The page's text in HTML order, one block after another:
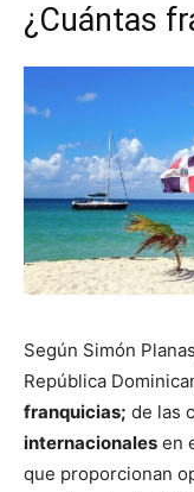
¿Cuántas
Según Simón
República
franquicias; de las
internacionales en
que proporcionan